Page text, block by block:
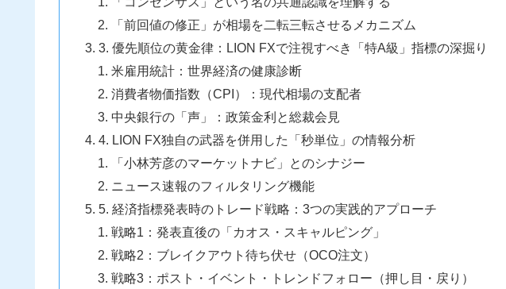
「前回値の修正」が相場を二転三転させるメカニズム
3. 優先順位の黄金律：LION FXで注視すべき「特A級」指標の深掘り
米雇用統計：世界経済の健康診断
消費者物価指数（CPI）：現代相場の支配者
中央銀行の「声」：政策金利と総裁会見
4. LION FX独自の武器を併用した「秒単位」の情報分析
「小林芳彦のマーケットナビ」とのシナジー
ニュース速報のフィルタリング機能
5. 経済指標発表時のトレード戦略：3つの実践的アプローチ
戦略1：発表直後の「カオス・スキャルピング」
戦略2：ブレイクアウト待ち伏せ（OCO注文）
戦略3：ポスト・イベント・トレンドフォロー（押し目・戻り）